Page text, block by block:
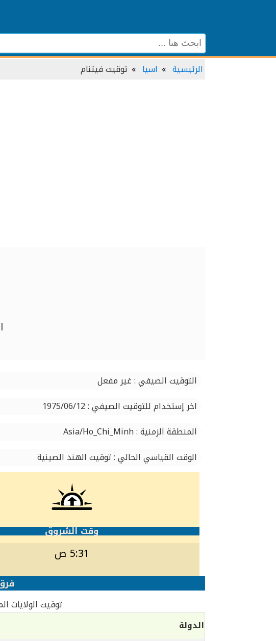
الرئيسية اسيا توقيت فيتنام
التوقيت الصيفي : غير مفعل
اخر إستخدام للتوقيت الصيفي : 1975/06/12
المنطقة الزمنية : Asia/Ho_Chi_Minh
الوقت القياسي الحالي : توقيت الهند الصينية
وقت الشروق
5:31 ص
توقيت الولايات
الدولة